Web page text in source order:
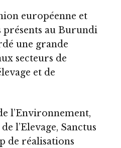
européenne et
présents au Burundi
une grande
secteurs de
et de
l’Environnement,
l’Elevage, Sanctus
de réalisations